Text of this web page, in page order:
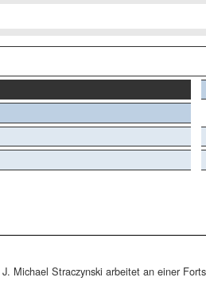
J. Michael Straczynski arbeitet an einer